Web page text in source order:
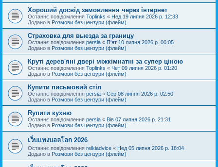
Хороший досвід замовлення через інтернет
Останнє повідомлення Toplinks « Нед 19 липня 2026 р. 12:33
Додано в Розмови без цензури (флейм)
Страховка для выезда за границу
Останнє повідомлення persia « П'ят 10 липня 2026 р. 00:05
Додано в Розмови без цензури (флейм)
Круті дерев'яні двері міжкімнатні за супер ціною
Останнє повідомлення Toplinks « Чет 09 липня 2026 р. 01:20
Додано в Розмови без цензури (флейм)
Купити письмовий стіл
Останнє повідомлення persia « Сер 08 липня 2026 р. 02:50
Додано в Розмови без цензури (флейм)
Rупити кухню
Останнє повідомлення persia « Вів 07 липня 2026 р. 21:31
Додано в Розмови без цензури (флейм)
เว็บแทงบอลโลก 2026
Останнє повідомлення reikiadvice « Нед 05 липня 2026 р. 18:04
Додано в Розмови без цензури (флейм)